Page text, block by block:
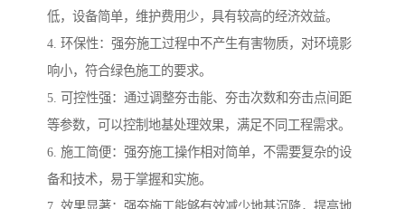
低，设备简单，维护费用少，具有较高的经济效益。
4. 环保性：强夯施工过程中不产生有害物质，对环境影
响小，符合绿色施工的要求。
5. 可控性强：通过调整夯击能、夯击次数和夯击点间距
等参数，可以控制地基处理效果，满足不同工程需求。
6. 施工简便：强夯施工操作相对简单，不需要复杂的设
备和技术，易于掌握和实施。